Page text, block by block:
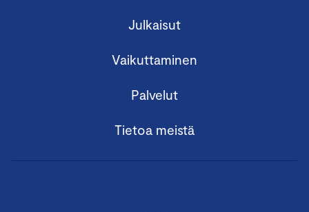
Julkaisut
Vaikuttaminen
Palvelut
Tietoa meistä